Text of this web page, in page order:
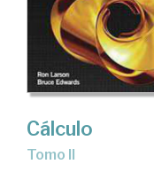
Cálculo
Tomo II